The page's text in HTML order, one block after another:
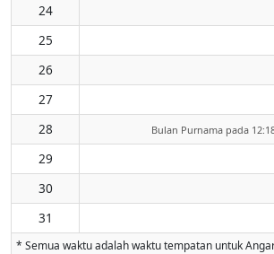
24
25
26
27
28
Bulan Purnama pada
29
30
31
* Semua waktu adalah waktu tempatan untuk